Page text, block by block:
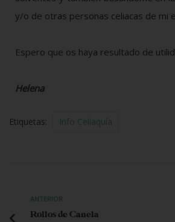
y/o de otras personas celiacas de mi
Espero que os haya resultado de
Helena
Etiquetas: Info Celiaquía
ANTERIOR
Rollos de Canela